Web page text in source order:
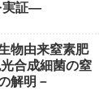
実証―
物由来窒素肥
合成細菌の窒
解明－